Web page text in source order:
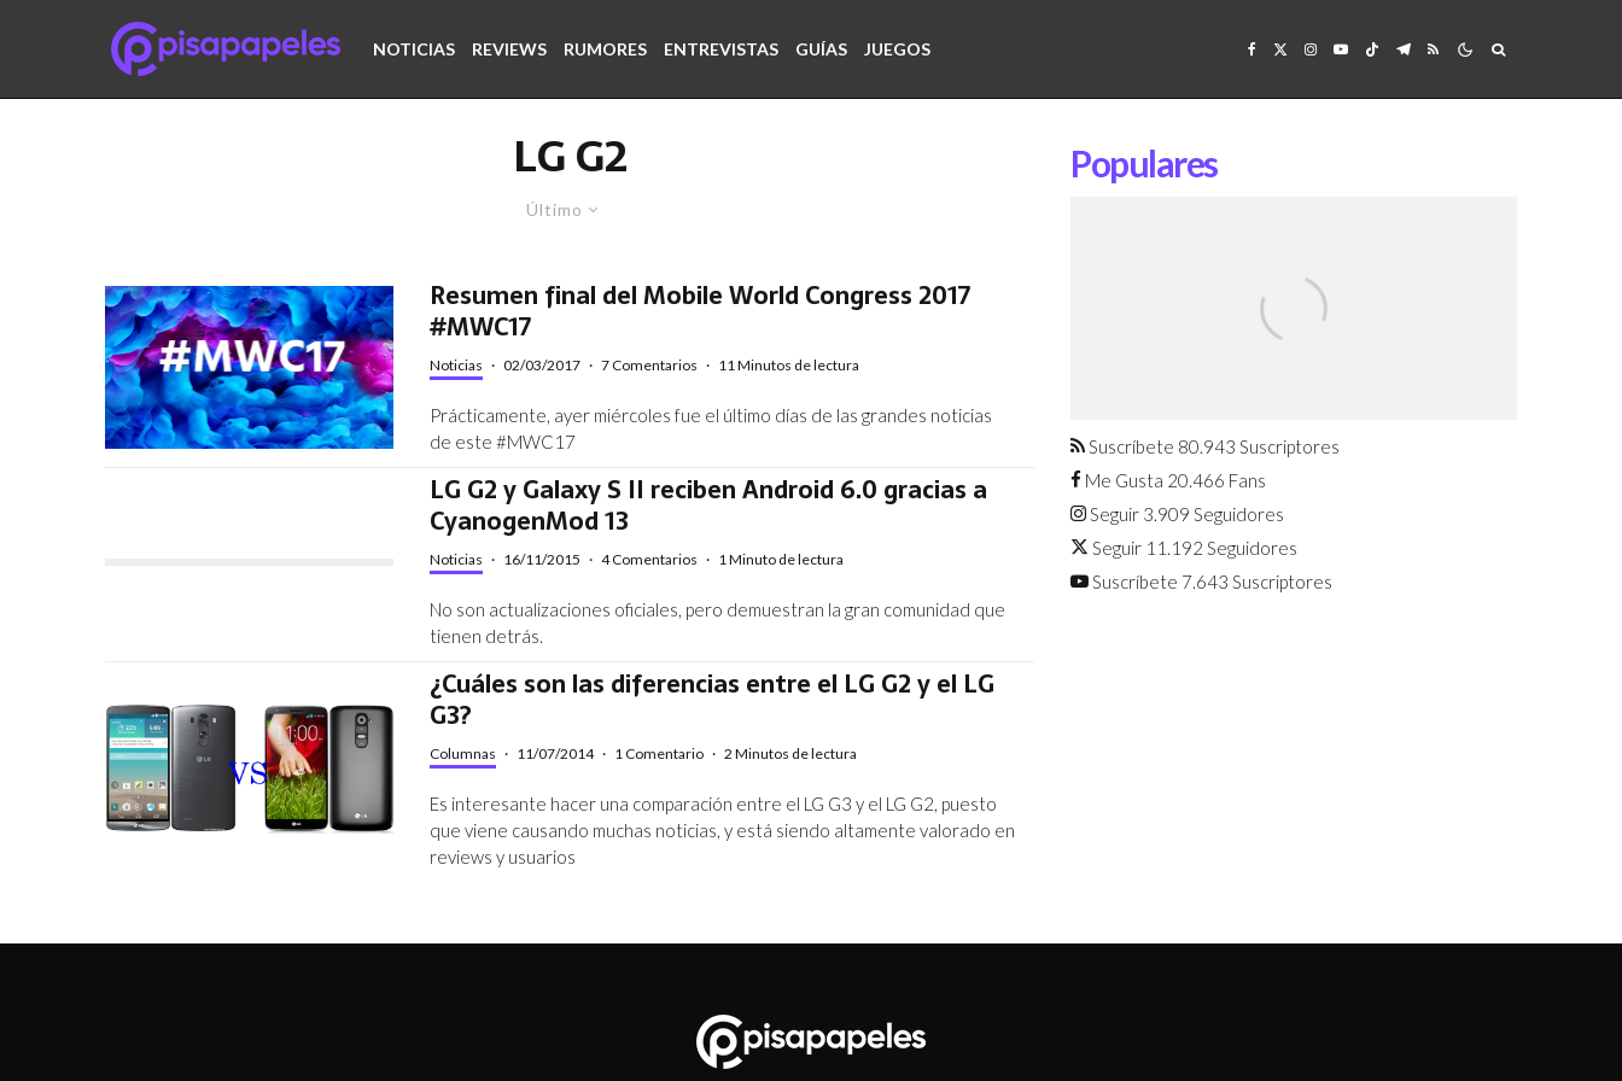
NOTICIAS REVIEWS RUMORES ENTREVISTAS GUÍAS JUEGOS
LG G2
Último
Resumen final del Mobile World Congress 2017
#MWC17
Noticias · 02/03/2017 · 7 Comentarios · 11 Minutos de lectura
Prácticamente, ayer miércoles fue el último días de las grandes noticias
de este #MWC17
LG G2 y Galaxy S II reciben Android 6.0 gracias a
CyanogenMod 13
Noticias · 16/11/2015 · 4 Comentarios · 1 Minuto de lectura
No son actualizaciones oficiales, pero demuestran la gran comunidad que
tienen detrás.
¿Cuáles son las diferencias entre el LG G2 y el LG
G3?
Columnas · 11/07/2014 · 1 Comentario · 2 Minutos de lectura
Es interesante hacer una comparación entre el LG G3 y el LG G2, puesto
que viene causando muchas noticias, y está siendo altamente valorado en
reviews y usuarios
Populares
agosto
Suscríbete 80.943 Suscriptores
Me Gusta 20.466 Fans
Seguir 3.909 Seguidores
Seguir 11.192 Seguidores
Suscríbete 7.643 Suscriptores